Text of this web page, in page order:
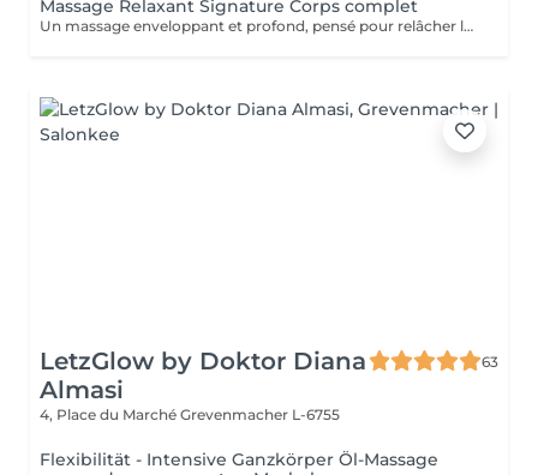
Massage Relaxant Signature Corps complet
Un massage enveloppant et profond, pensé pour relâcher les tensions physiques et mentales. La gestuelle est adaptée à votre corps et à votre état du moment, pour une détente globale et durable. Ce soin peut être complété par un massage ciblé (nuque-crâne ou pieds) pour une expérience encore plus personnalisée.
LetzGlow by Doktor Diana
Almasi
63
4, Place du Marché Grevenmacher L-6755
Flexibilität - Intensive Ganzkörper Öl-Massage